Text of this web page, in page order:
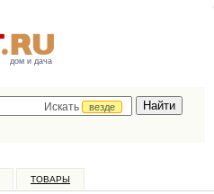
дом и дача
Искать
везде
ТОВАРЫ